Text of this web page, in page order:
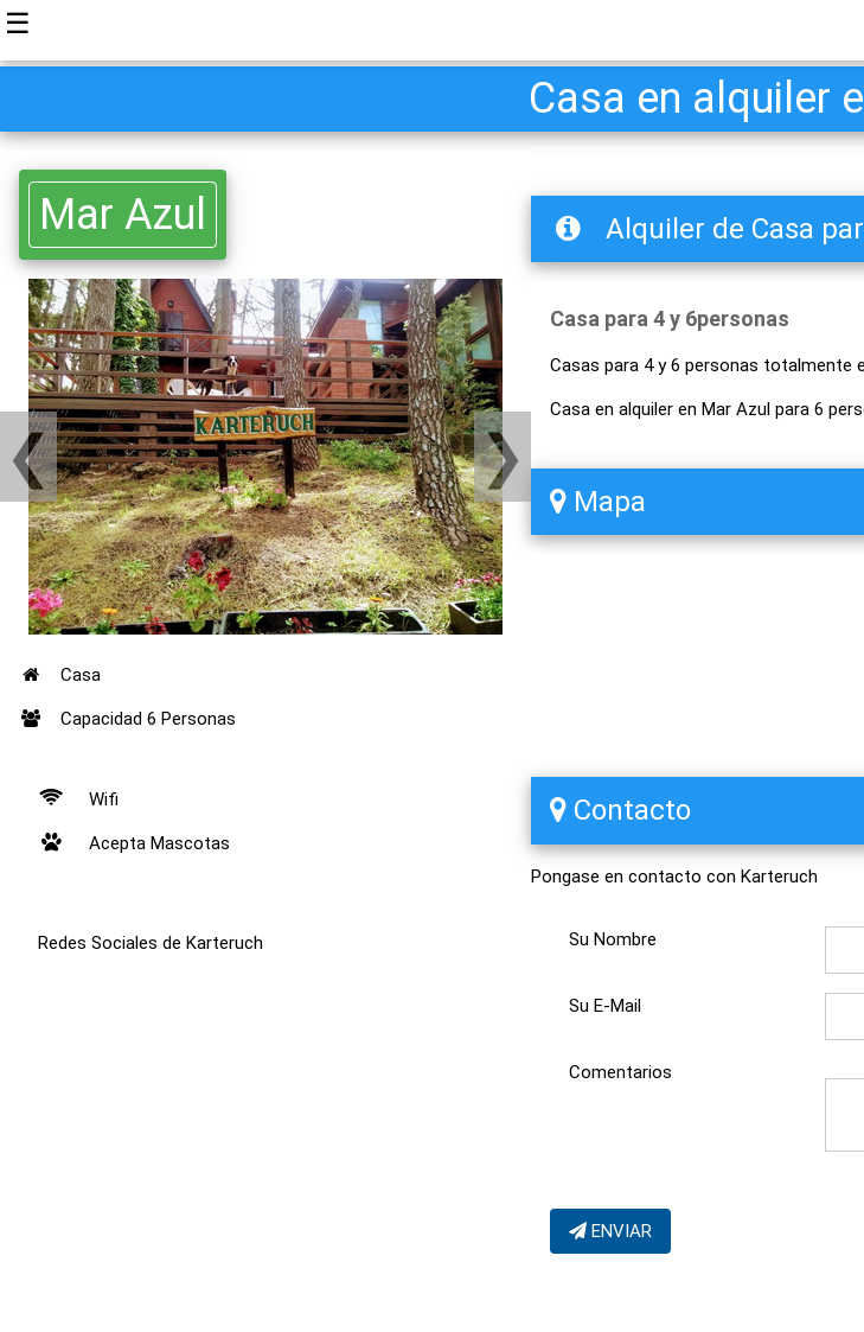
☰
Casa en alquiler
Mar Azul
❮ ❯
Casa
Capacidad 6 Personas
Wifi
Acepta Mascotas
Redes Sociales de Karteruch
Alquiler de Casa
Casa para 4 y 6personas
Casas para 4 y 6 personas totalmente
Casa en alquiler en Mar Azul para 6
Mapa
Contacto
Pongase en contacto con Karteruch
Su Nombre
Su E-Mail
Comentarios
ENVIAR